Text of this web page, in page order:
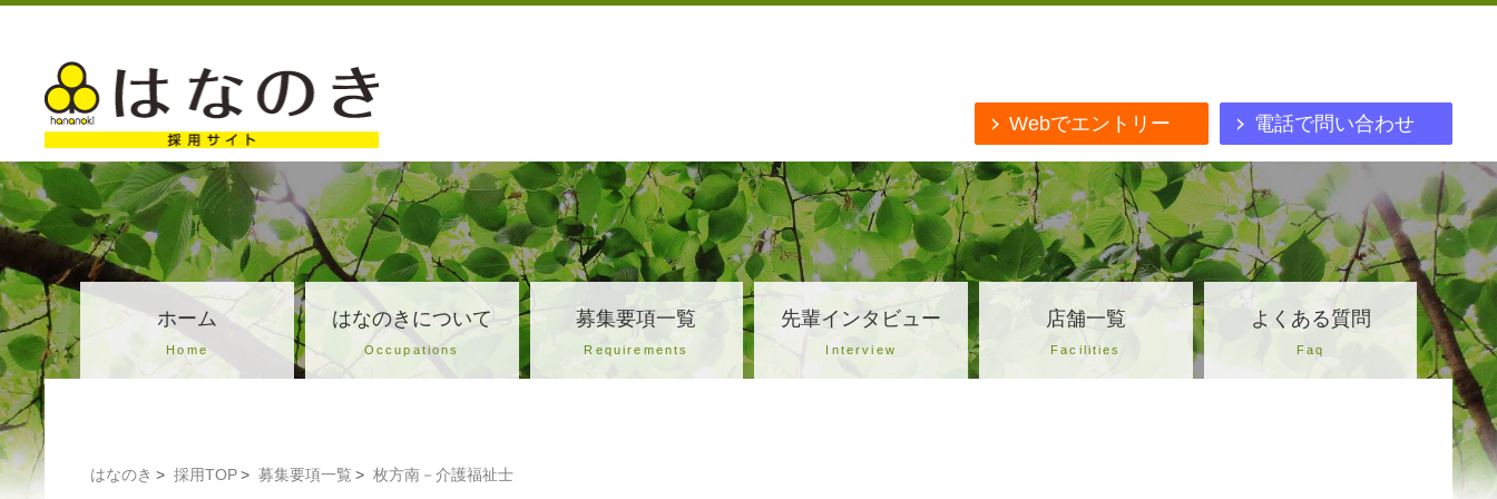
Webでエントリー 電話で問い合わせ
ホーム
Home
はなのきについて
Occupations
募集要項一覧
Requirements
先輩インタビュー
Interview
店舗一覧
Facilities
よくある質問
Faq
はなのき 採用TOP 募集要項一覧 枚方南－介護福祉士